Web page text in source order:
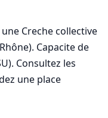
une Creche collective
Capacite de
Consultez les
une place